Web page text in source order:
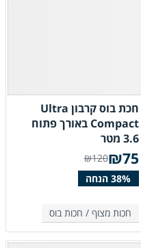
חכת בוס קרבון Ultra
Compact באורך פתוח
3.6 מטר
חכות מצוף / חכות בוס
₪120 75
₪